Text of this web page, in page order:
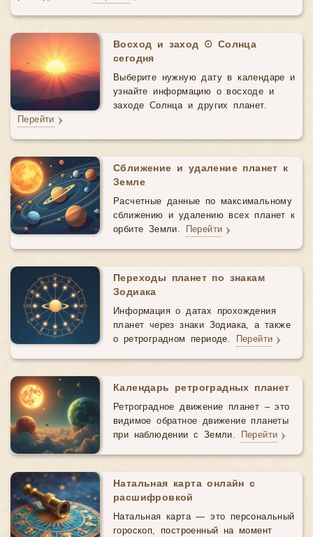
Восход и заход ☉ Солнца
сегодня
Выберите нужную дату в календаре и
узнайте информацию о восходе и
заходе Солнца и других планет.
Перейти
Сближение и удаление планет к
Земле
Расчетные данные по максимальному
сближению и удалению всех планет к
орбите Земли. Перейти
Переходы планет по знакам
Зодиака
Информация о датах прохождения
планет через знаки Зодиака, а также
о ретроградном периоде. Перейти
Календарь ретроградных планет
Ретроградное движение планет – это
видимое обратное движение планеты
при наблюдении с Земли. Перейти
Натальная карта онлайн с
расшифровкой
Натальная карта — это персональный
гороскоп, построенный на момент